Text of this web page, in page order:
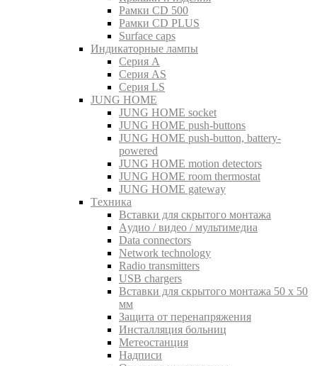
Рамки CD 500
Рамки CD PLUS
Surface caps
Индикаторные лампы
Серия A
Серия AS
Серия LS
JUNG HOME
JUNG HOME socket
JUNG HOME push-buttons
JUNG HOME push-button, battery-
powered
JUNG HOME motion detectors
JUNG HOME room thermostat
JUNG HOME gateway
Tехника
Вставки для скрытого монтажа
Aудио / видео / мультимедиа
Data connectors
Network technology
Radio transmitters
USB chargers
Вставки для скрытого монтажа 50 x 50
мм
Защита от перенапряжения
Инсталляция больниц
Метеостанция
Надписи